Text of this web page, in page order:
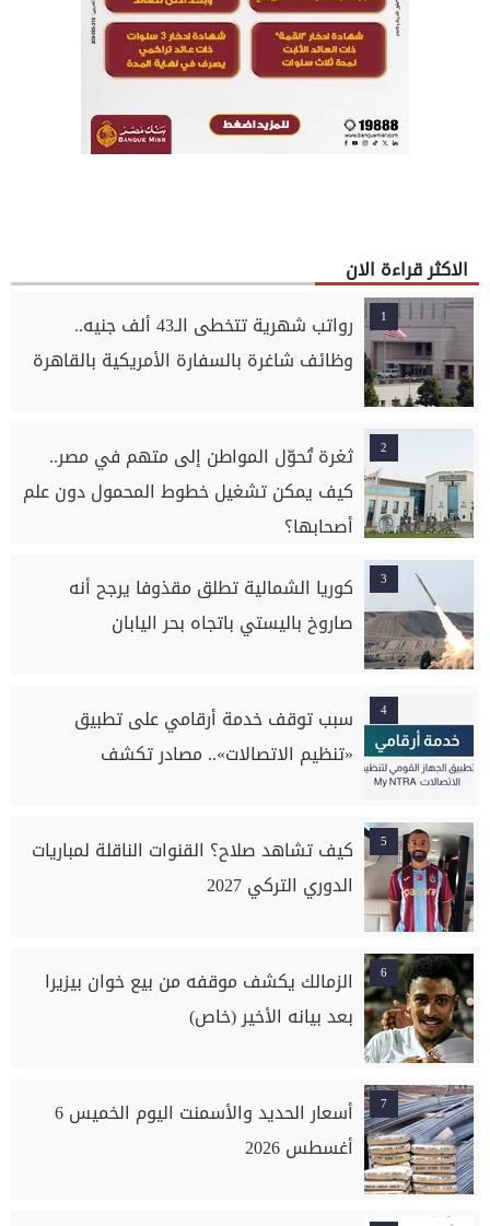
الاكثر قراءة الان
1
رواتب شهرية تتخطى الـ43 ألف جنيه..
وظائف شاغرة بالسفارة الأمريكية بالقاهرة
2
ثغرة تُحوّل المواطن إلى متهم في مصر..
كيف يمكن تشغيل خطوط المحمول دون علم
أصحابها؟
3
كوريا الشمالية تطلق مقذوفا يرجح أنه
صاروخ باليستي باتجاه بحر اليابان
4
سبب توقف خدمة أرقامي على تطبيق
«تنظيم الاتصالات».. مصادر تكشف
5
كيف تشاهد صلاح؟ القنوات الناقلة لمباريات
الدوري التركي 2027
6
الزمالك يكشف موقفه من بيع خوان بيزيرا
بعد بيانه الأخير (خاص)
7
أسعار الحديد والأسمنت اليوم الخميس 6
أغسطس 2026